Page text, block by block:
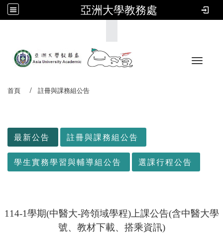
亞洲大學教務處
Toggle
首頁 註冊與課務組公告
最新公告 註冊與課務組公告
學生實務學習與輔導組公告 選課行程公告
114-1學期(中醫大-跨領域學程)上課公告(含中醫大學
號、教材下載、搭乘資訊)